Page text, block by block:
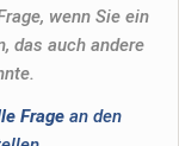
wenn Sie ein
das auch andere
Fragean den